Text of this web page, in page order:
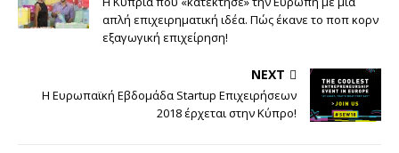
απλή επιχειρηματική ιδέα. Πώς έκανε το ποπ κορν
εξαγωγική επιχείρηση!
NEXT
Η Ευρωπαϊκή Εβδομάδα Startup Επιχειρήσεων
2018 έρχεται στην Κύπρο!